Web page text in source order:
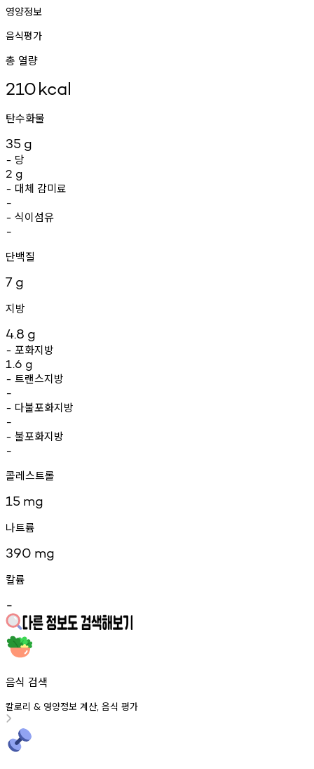
영양정보
음식평가
총 열량
210kcal
탄수화물
35 g
- 당
2 g
- 대체 감미료
-
- 식이섬유
-
단백질
7 g
지방
4.8 g
- 포화지방
1.6 g
- 트랜스지방
-
- 다불포화지방
-
- 불포화지방
-
콜레스트롤
15 mg
나트륨
390 mg
칼륨
-
음식 검색
칼로리 & 영양정보 계산, 음식 평가